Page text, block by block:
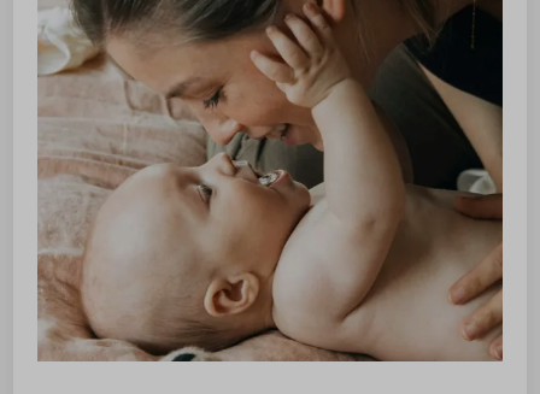
sbjs_udata
pixel.barion.com
region1.google-analytics.com
www.google-analytics.com
www.googletagmanager.com
dl_lc_dismissed_notice
gridcookie
optiMonkViewedProducts
pys_woo_purchase_order_id_ga
wc_*
accounts.google.com
admin.fogyasztobarat.hu
bu.identixweb.com
bun.identixweb.com
cdn-account.optimonk.com